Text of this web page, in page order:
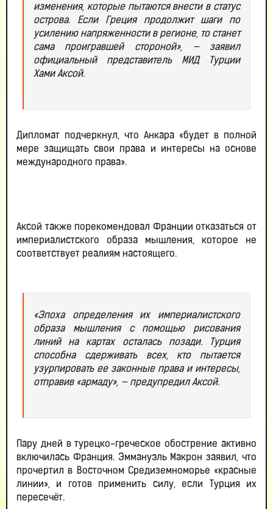
изменения, которые пытаются внести в статус
острова. Если Греция продолжит шаги по
усилению напряженности в регионе, то станет
сама проигравшей стороной», — заявил
официальный представитель МИД Турции
Хами Аксой.
Дипломат подчеркнул, что Анкара «будет в полной
мере защищать свои права и интересы на основе
международного права».
Аксой также порекомендовал Франции отказаться от
империалистского образа мышления, которое не
соответствует реалиям настоящего.
«Эпоха определения их империалистского
образа мышления с помощью рисования
линий на картах осталась позади. Турция
способна сдерживать всех, кто пытается
узурпировать ее законные права и интересы,
отправив «армаду», — предупредил Аксой.
Пару дней в турецко-греческое обострение активно
включилась Франция. Эммануэль Макрон заявил, что
прочертил в Восточном Средиземноморье «красные
линии», и готов применить силу, если Турция их
пересечёт.